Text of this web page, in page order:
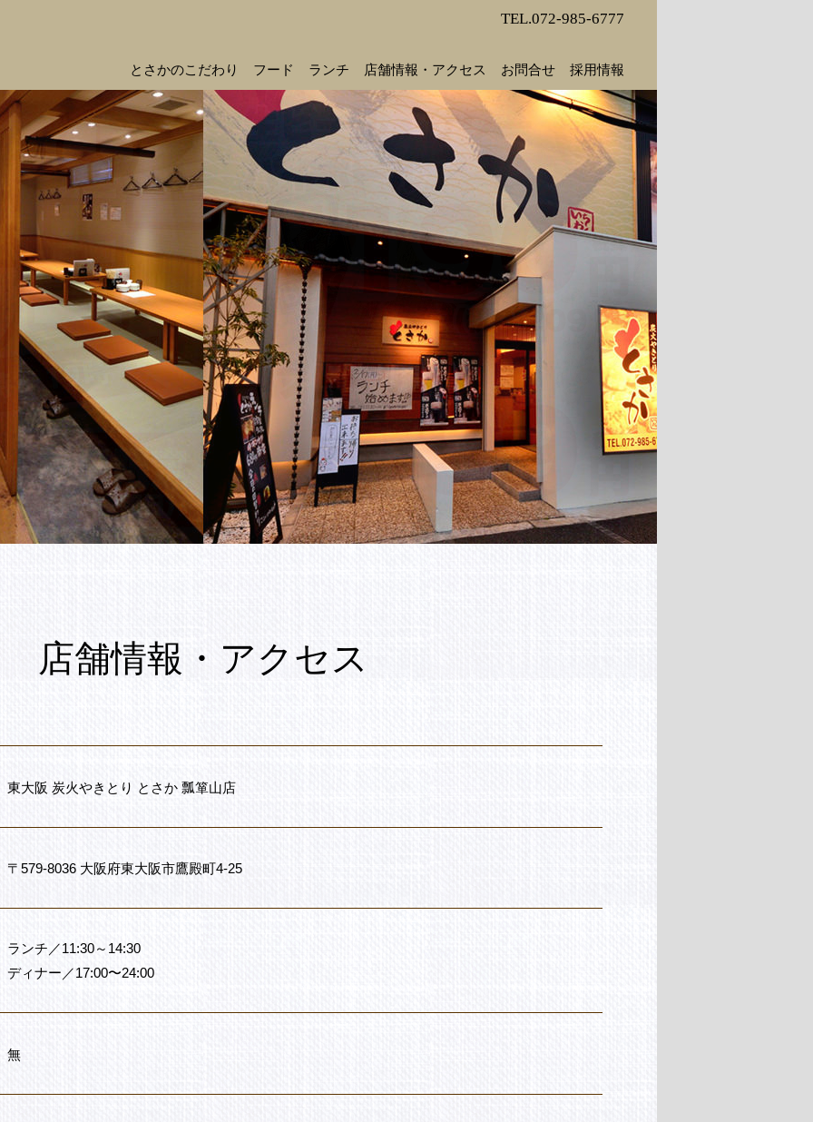
TEL.072-985-6777
とさかのこだわり フード ランチ 店舗情報・アクセス お問合せ 採用情報
店舗情報・アクセス
東大阪 炭火やきとり とさか 瓢箪山店
〒579-8036 大阪府東大阪市鷹殿町4-25
ランチ／11:30～14:30
ディナー／17:00〜24:00
無